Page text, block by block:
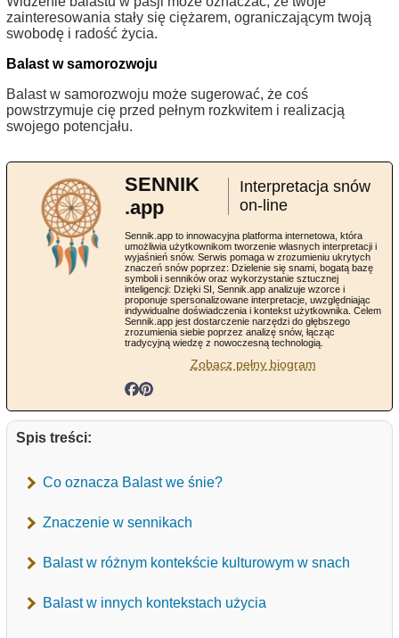
zainteresowania stały się ciężarem, ograniczającym twoją
swobodę i radość życia.
Balast w samorozwoju
Balast w samorozwoju może sugerować, że coś
powstrzymuje cię przed pełnym rozkwitem i realizacją
swojego potencjału.
SENNIK
.app
Interpretacja snów
on-line
Sennik.app to innowacyjna platforma internetowa, która
umożliwia użytkownikom tworzenie własnych interpretacji i
wyjaśnień snów. Serwis pomaga w zrozumieniu ukrytych
znaczeń snów poprzez: Dzielenie się snami, bogatą bazę
symboli i senników oraz wykorzystanie sztucznej
inteligencji: Dzięki SI, Sennik.app analizuje wzorce i
proponuje spersonalizowane interpretacje, uwzględniając
indywidualne doświadczenia i kontekst użytkownika. Celem
Sennik.app jest dostarczenie narzędzi do głębszego
zrozumienia siebie poprzez analizę snów, łącząc
tradycyjną wiedzę z nowoczesną technologią.
Zobacz pełny biogram
Spis treści:
Co oznacza Balast we śnie?
Znaczenie w sennikach
Balast w różnym kontekście kulturowym w snach
Balast w innych kontekstach użycia